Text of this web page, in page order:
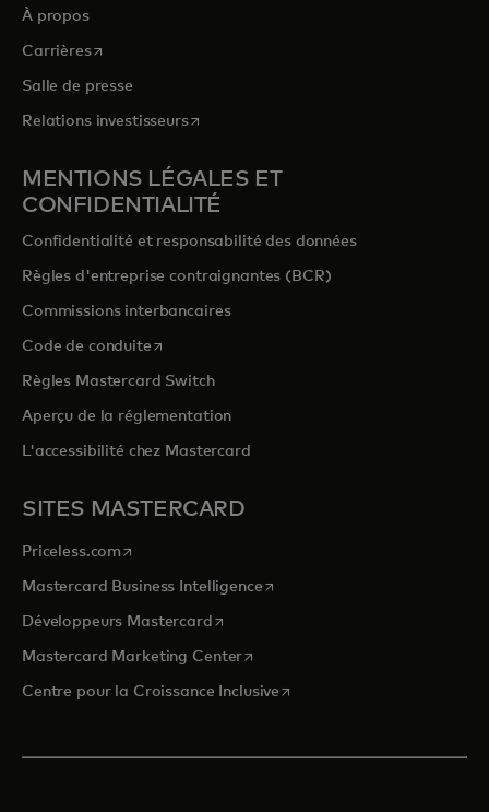
À propos
Carrièress’ouvre dans un nouvel onglet
Salle de presse
Relations investisseurss’ouvre dans un nouvel onglet
MENTIONS LÉGALES ET
CONFIDENTIALITÉ
Confidentialité et responsabilité des données
Règles d'entreprise contraignantes (BCR)
Commissions interbancaires
Code de conduites’ouvre dans un nouvel onglet
Règles Mastercard Switch
Aperçu de la réglementation
L'accessibilité chez Mastercard
SITES MASTERCARD
Priceless.com s’ouvre dans un nouvel onglet
Mastercard Business Intelligences’ouvre dans un nouvel onglet
Développeurs Mastercards’ouvre dans un nouvel onglet
Mastercard Marketing Centers’ouvre dans un nouvel onglet
Centre pour la Croissance Inclusive s’ouvre dans un nouvel